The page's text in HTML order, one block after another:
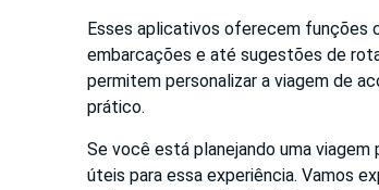
Esses aplicativos oferecem funções
embarcações e até sugestões de
permitem personalizar a viagem de
prático.
Se você está planejando uma
úteis para essa experiência. Vamos